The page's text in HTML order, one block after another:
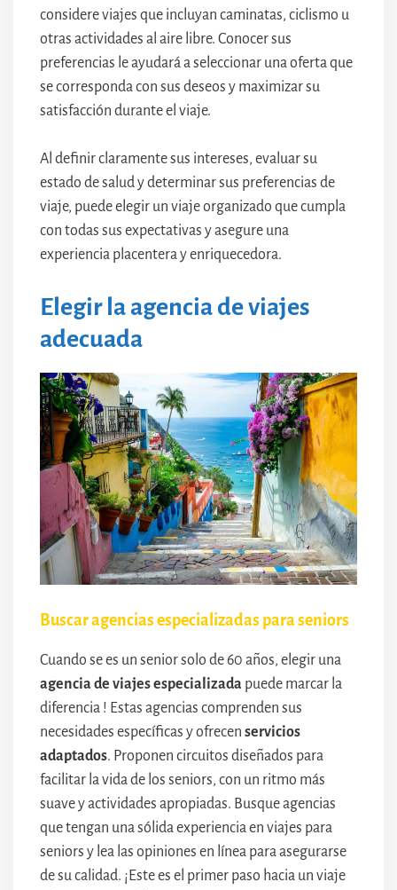
considere viajes que incluyan caminatas, ciclismo u
otras actividades al aire libre. Conocer sus
preferencias le ayudará a seleccionar una oferta que
se corresponda con sus deseos y maximizar su
satisfacción durante el viaje.
Al definir claramente sus intereses, evaluar su
estado de salud y determinar sus preferencias de
viaje, puede elegir un viaje organizado que cumpla
con todas sus expectativas y asegure una
experiencia placentera y enriquecedora.
Elegir la agencia de viajes
adecuada
Buscar agencias especializadas para seniors
Cuando se es un senior solo de 60 años, elegir una
agencia de viajes especializada puede marcar la
diferencia ! Estas agencias comprenden sus
necesidades específicas y ofrecen servicios
adaptados. Proponen circuitos diseñados para
facilitar la vida de los seniors, con un ritmo más
suave y actividades apropiadas. Busque agencias
que tengan una sólida experiencia en viajes para
seniors y lea las opiniones en línea para asegurarse
de su calidad. ¡Este es el primer paso hacia un viaje